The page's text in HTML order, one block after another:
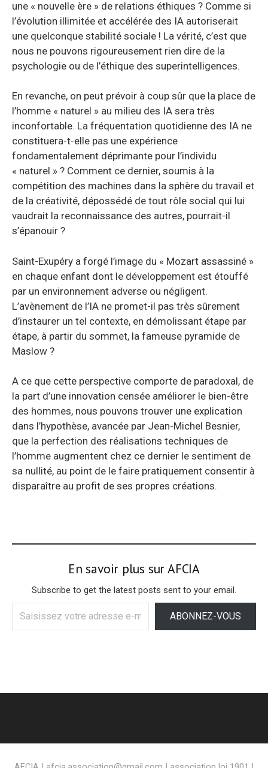
une « nouvelle ère » de relations éthiques ? Comme si
l’évolution illimitée et accélérée des IA autoriserait
une quelconque stabilité sociale ! La vérité, c’est que
nous ne pouvons rigoureusement rien dire de la
psychologie ou de l’éthique des superintelligences.
En revanche, on peut prévoir à coup sûr que la place de
l’homme « naturel » au milieu des IA sera très
inconfortable. La fréquentation quotidienne des IA ne
constituera-t-elle pas une expérience
fondamentalement déprimante pour l’individu
« naturel » ? Comment ce dernier, soumis à la
compétition des machines dans la sphère du travail et
de la créativité, dépossédé de tout rôle social qui lui
vaudrait la reconnaissance des autres, pourrait-il
s’épanouir ?
Saint-Exupéry a forgé l’image du « Mozart assassiné »
en chaque enfant dont le développement est étouffé
par un environnement adverse ou négligent.
L’avènement de l’IA ne promet-il pas très sûrement
d’instaurer un tel contexte, en démolissant étape par
étape, à partir du sommet, la fameuse pyramide de
Maslow ?
A ce que cette perspective comporte de paradoxal, de
la part d’une innovation censée améliorer le bien-être
des hommes, nous pouvons trouver une explication
dans l’hypothèse, avancée par Jean-Michel Besnier,
que la perfection des réalisations techniques de
l’homme augmentent chez ce dernier le sentiment de
sa nullité, au point de le faire pratiquement consentir à
disparaître au profit de ses propres créations.
En savoir plus sur AFCIA
Subscribe to get the latest posts sent to your email.
ABONNEZ-VOUS